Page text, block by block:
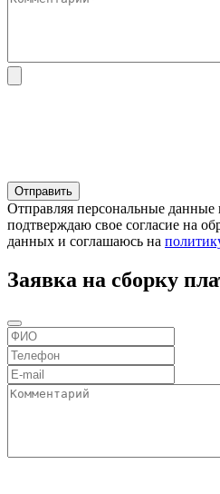
Отправляя персональные
подтверждаю свое согласие на
данных и соглашаюсь на
Заявка на сборку